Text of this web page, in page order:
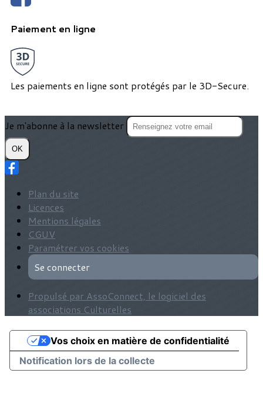
Paiement en ligne
Les paiements en ligne sont protégés par le 3D-Secure.
Je m'abonne à la newsletter
OK
Plan du site
Licences
Mentions légales
CGUV
Paramétrer vos cookies
Se connecter
Propulsé par AssoConnect, le logiciel des
associations Culturelles
Notification lors de la collecte
Vos choix en matière de confidentialité